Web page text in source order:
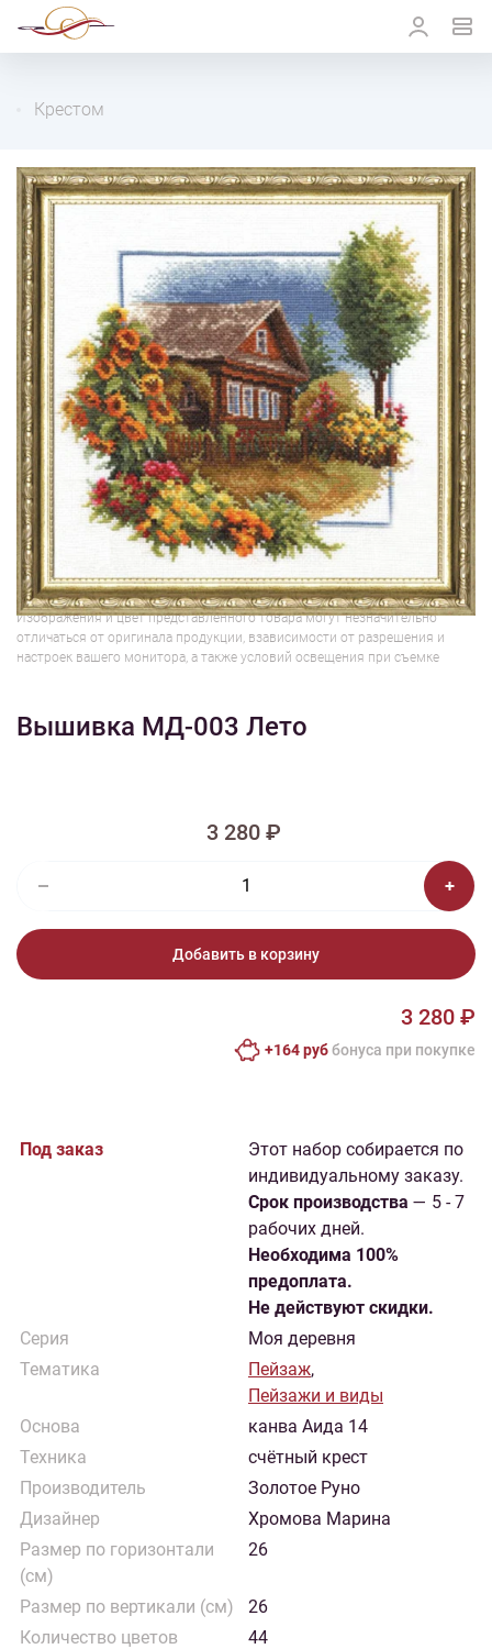
Крестом
1/2
Изображения и цвет представленного товара могут незначительно
отличаться от оригинала продукции, взависимости от разрешения и
настроек вашего монитора, а также условий освещения при съемке
Вышивка МД-003 Лето
3 280 ₽
Добавить в корзину
3 280 ₽
+164 руббонусa при покупке
Под заказ
Этот набор собирается по
индивидуальному заказу.
Cрок производства — 5 - 7
рабочих дней.
Необходима 100%
предоплата.
Не действуют скидки.
Серия
Моя деревня
Тематика
Пейзаж,
Пейзажи и виды
Основа
канва Аида 14
Техника
счётный крест
Производитель
Золотое Руно
Дизайнер
Хромова Марина
Размер по горизонтали
(см)
26
Размер по вертикали (см)
26
Количество цветов
44